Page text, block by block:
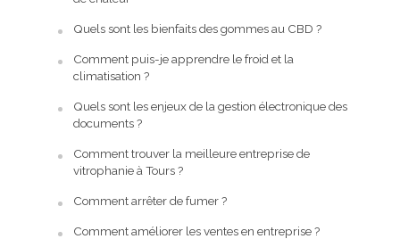
Quels sont les bienfaits des gommes au CBD ?
Comment puis-je apprendre le froid et la
climatisation ?
Quels sont les enjeux de la gestion électronique des
documents ?
Comment trouver la meilleure entreprise de
vitrophanie à Tours ?
Comment arrêter de fumer ?
Comment améliorer les ventes en entreprise ?